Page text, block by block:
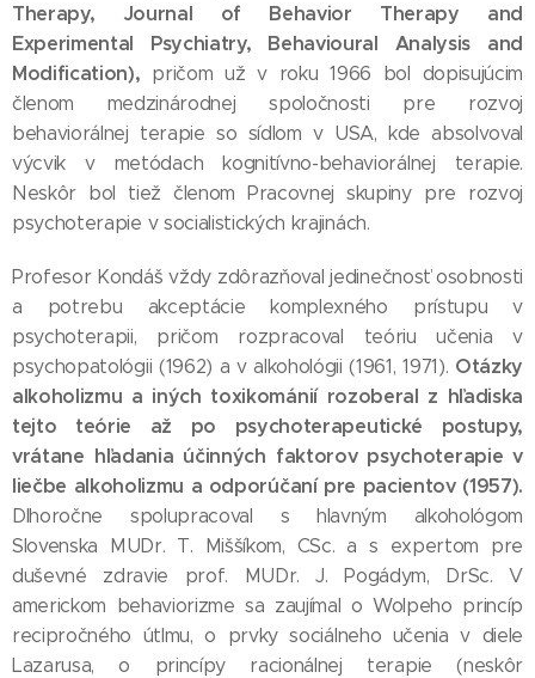
Therapy, Journal of Behavior Therapy and
Experimental Psychiatry, Behavioural Analysis and
Modification), pričom už v roku 1966 bol dopisujúcim
členom medzinárodnej spoločnosti pre rozvoj
behaviorálnej terapie so sídlom v USA, kde absolvoval
výcvik v metódach kognitívno-behaviorálnej terapie.
Neskôr bol tiež členom Pracovnej skupiny pre rozvoj
psychoterapie v socialistických krajinách.
Profesor Kondáš vždy zdôrazňoval jedinečnosť osobnosti
a potrebu akceptácie komplexného prístupu v
psychoterapii, pričom rozpracoval teóriu učenia v
psychopatológii (1962) a v alkohológii (1961, 1971). Otázky
alkoholizmu a iných toxikománií rozoberal z hľadiska
tejto teórie až po psychoterapeutické postupy,
vrátane hľadania účinných faktorov psychoterapie v
liečbe alkoholizmu a odporúčaní pre pacientov (1957).
Dlhoročne spolupracoval s hlavným alkohológom
Slovenska MUDr. T. Miššíkom, CSc. a s expertom pre
duševné zdravie prof. MUDr. J. Pogádym, DrSc. V
americkom behaviorizme sa zaujímal o Wolpeho princíp
recipročného útlmu, o prvky sociálneho učenia v diele
Lazarusa, o princípy racionálnej terapie (neskôr